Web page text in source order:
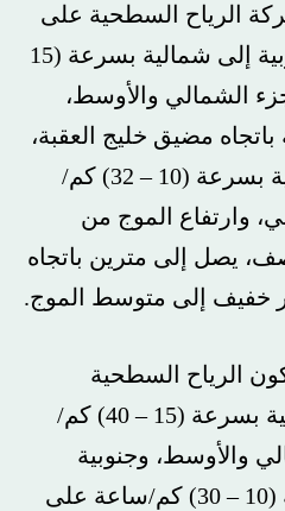
الرياح السطحية على
البحر الأحمر شمالية غربية إلى شمالية بسرعة (15
الشمالي والأوسط،
ساعة باتجاه مضيق خليج العقبة،
وشمالية غربية إلى غربية بسرعة (10 – 32) كم/
وارتفاع الموج من
يصل إلى مترين باتجاه
خفيف إلى متوسط الموج.
الرياح السطحية
شمالية غربية إلى شمالية بسرعة (15 – 40) كم/
والأوسط، وجنوبية
غربية إلى غربية بسرعة (10 – 30) كم/ساعة على